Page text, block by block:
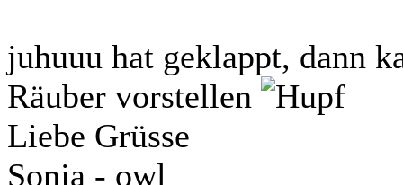
juhuuu hat geklappt, dann
Räuber vorstellen
Liebe Grüsse
Sonja - owl